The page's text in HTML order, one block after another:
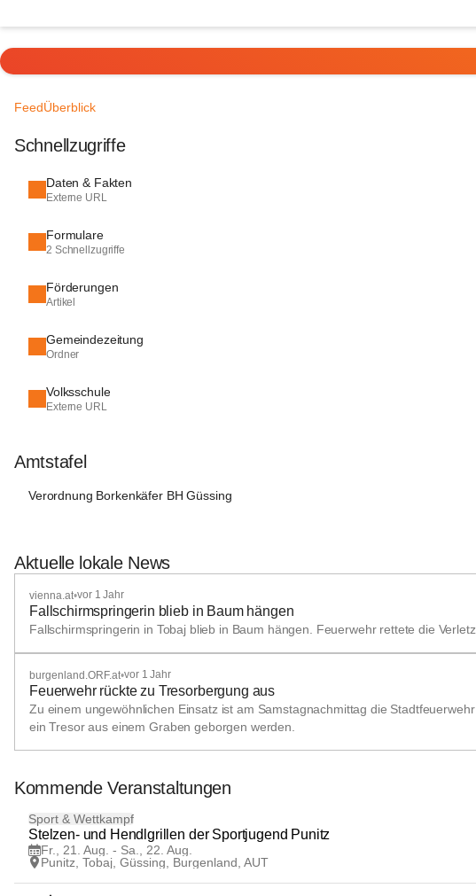
FeedÜberblick
Schnellzugriffe
Daten & Fakten
Externe URL
Formulare
2 Schnellzugriffe
Förderungen
Artikel
Gemeindezeitung
Ordner
Volksschule
Externe URL
Amtstafel
Verordnung Borkenkäfer BH Güssing
Aktuelle lokale News
vienna.at•vor 1 Jahr
Fallschirmspringerin blieb in Baum hängen
Fallschirmspringerin in Tobaj blieb in Baum hängen. Feuerwehr rettete die
burgenland.ORF.at•vor 1 Jahr
Feuerwehr rückte zu Tresorbergung aus
Zu einem ungewöhnlichen Einsatz ist am Samstagnachmittag die
ein Tresor aus einem Graben geborgen werden.
Kommende Veranstaltungen
21
AUG
Sport & Wettkampf
Stelzen- und Hendlgrillen der Sportjugend Punitz
Fr., 21. Aug. - Sa., 22. Aug.
Punitz, Tobaj, Güssing, Burgenland, AUT